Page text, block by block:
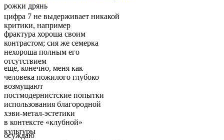
рожки дрянь
цифра 7 не выдерживает никакой
критики, например
фрактура хороша своим
контрастом; сия же семерка
нехороша полным его
отсутствием
еще, конечно, меня как
человека пожилого глубоко
возмущают
постмодернистские попытки
использования благородной
хэви-метал-эстетики
в контексте «клубной»
культуры
осуждаю